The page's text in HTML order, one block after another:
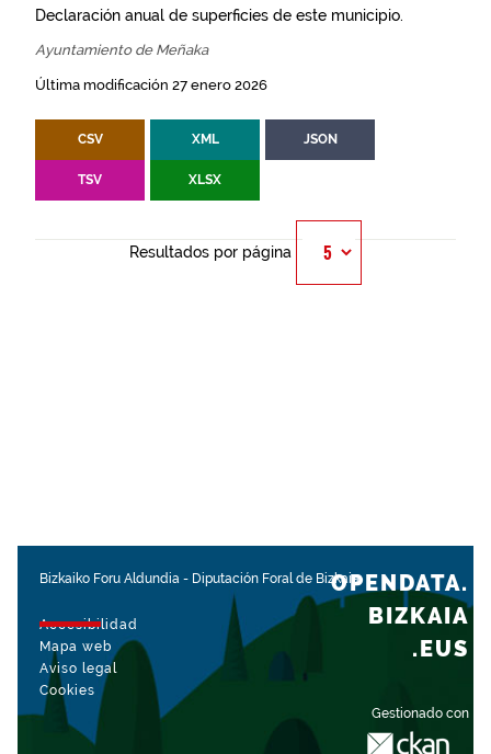
Declaración anual de superficies de este municipio.
Ayuntamiento de Meñaka
Última modificación 27 enero 2026
CSV XML JSON
TSV XLSX
Resultados por página
Bizkaiko Foru Aldundia - Diputación Foral de Bizkaia
Accesibilidad
Mapa web
Aviso legal
Cookies
Gestionado con
OPENDATA.
BIZKAIA
.EUS